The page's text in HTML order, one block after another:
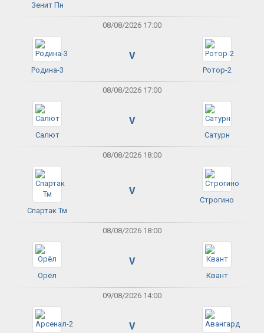
Зенит Пн
08/08/2026 17:00
Родина-3
V
Ротор-2
08/08/2026 17:00
Салют
V
Сатурн
08/08/2026 18:00
Спартак Тм
V
Строгино
08/08/2026 18:00
Орёл
V
Квант
09/08/2026 14:00
V